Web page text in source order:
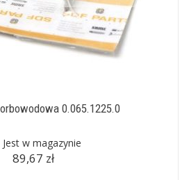
0.065.1225.0
Jest w magazynie
89,67 zł